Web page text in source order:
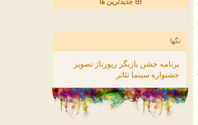
جدیدترین ها
تگها
برنامه جشن بازیگر رپورتاژ تصویر
جشنواره سینما تئاتر